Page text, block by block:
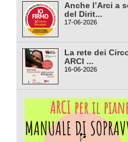
Anche l’Arci a
del Dirit...
17-06-2026
La rete dei
ARCI ...
16-06-2026